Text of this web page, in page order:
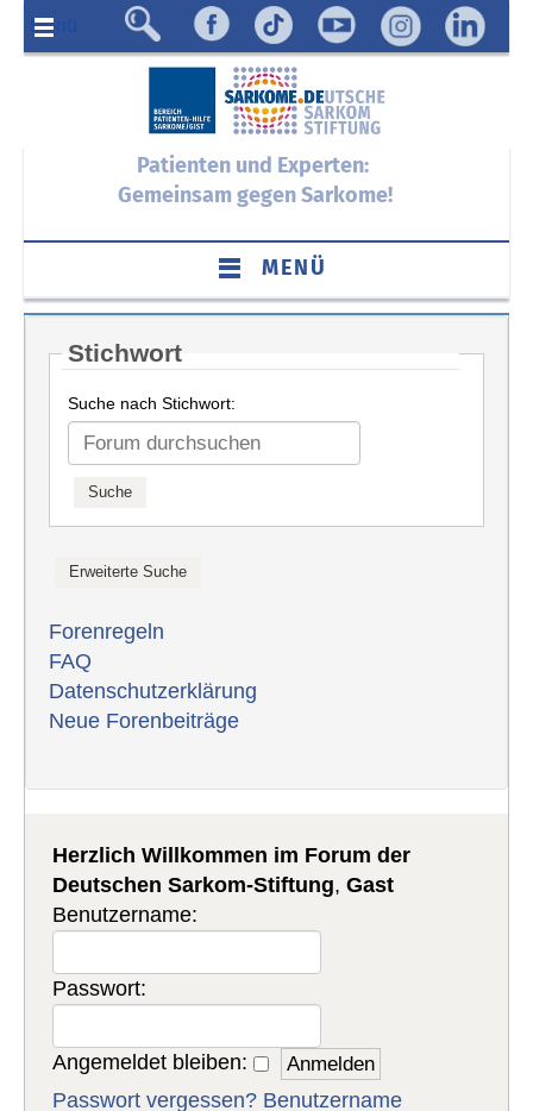
Menü
Patienten und Experten:
Gemeinsam gegen Sarkome!
MENÜ
Stichwort
Suche nach Stichwort:
Forenregeln
FAQ
Datenschutzerklärung
Neue Forenbeiträge
Herzlich Willkommen im Forum der
Deutschen Sarkom-Stiftung,Gast
Benutzername:
Passwort:
Angemeldet bleiben:
Passwort vergessen? Benutzername